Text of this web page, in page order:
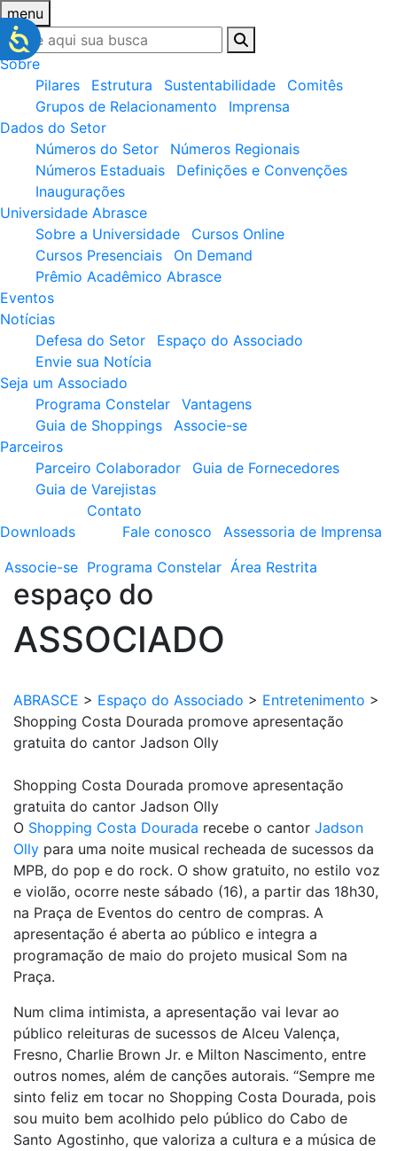
menu
Sobre
Pilares
Estrutura Sustentabilidade
Comitês
Grupos de Relacionamento
Imprensa
Dados do Setor
Números do Setor
Números Regionais
Números Estaduais
Definições e Convenções
Inaugurações
Universidade Abrasce
Sobre a Universidade
Cursos Online
Cursos Presenciais
On Demand
Prêmio Acadêmico Abrasce
Eventos
Notícias
Defesa do Setor
Espaço do Associado
Envie sua Notícia
Seja um Associado
Programa Constelar
Vantagens
Guia de Shoppings
Associe-se
Parceiros
Parceiro Colaborador
Guia de Fornecedores
Guia de Varejistas
Downloads
Contato
Fale conosco
Assessoria de Imprensa
Associe-se Programa Constelar Área Restrita
espaço do
ASSOCIADO
ABRASCE > Espaço do Associado > Entretenimento >
Shopping Costa Dourada promove apresentação
gratuita do cantor Jadson Olly
Shopping Costa Dourada promove apresentação
gratuita do cantor Jadson Olly
O Shopping Costa Dourada recebe o cantor Jadson
Olly para uma noite musical recheada de sucessos da
MPB, do pop e do rock. O show gratuito, no estilo voz
e violão, ocorre neste sábado (16), a partir das 18h30,
na Praça de Eventos do centro de compras. A
apresentação é aberta ao público e integra a
programação de maio do projeto musical Som na
Praça.
Num clima intimista, a apresentação vai levar ao
público releituras de sucessos de Alceu Valença,
Fresno, Charlie Brown Jr. e Milton Nascimento, entre
outros nomes, além de canções autorais. “Sempre me
sinto feliz em tocar no Shopping Costa Dourada, pois
sou muito bem acolhido pelo público do Cabo de
Santo Agostinho, que valoriza a cultura e a música de